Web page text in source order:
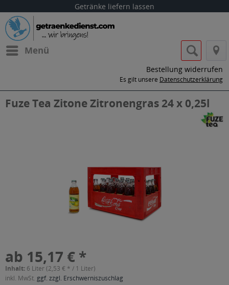
Getränke liefern lassen
Menü
Bestellung widerrufen
Es gilt unsere Datenschutzerklärung
Fuze Tea Zitone Zitronengras 24 x 0,25l
ab 15,17 € *
Inhalt: 6 Liter (2,53 € * / 1 Liter)
inkl. MwSt. ggf. zzgl. Erschwerniszuschlag